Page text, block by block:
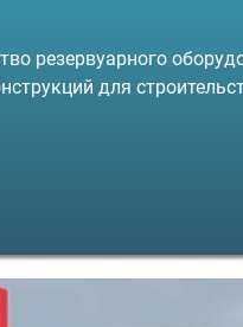
резервуарного
для